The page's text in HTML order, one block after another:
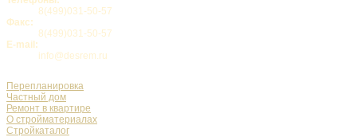
8(499)031-50-57
Факс:
8(499)031-50-57
E-mail:
info@desrem.ru
Перепланировка
Частный дом
Ремонт в квартире
О стройматериалах
Стройкаталог